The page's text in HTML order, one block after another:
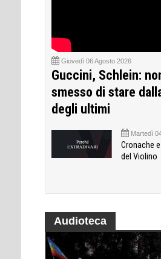
Giovedì 06 Agosto 2026
Guccini, Schlein:
smesso di stare
degli ultimi
Martedì
Cronache
del Violino
Audioteca